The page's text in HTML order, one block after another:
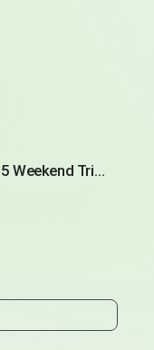
超級英語通-英檢篇 035 Weekend Trip- 週末旅遊